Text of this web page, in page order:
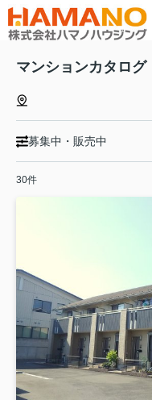
マンションカタロ
募集中・販売中
30件